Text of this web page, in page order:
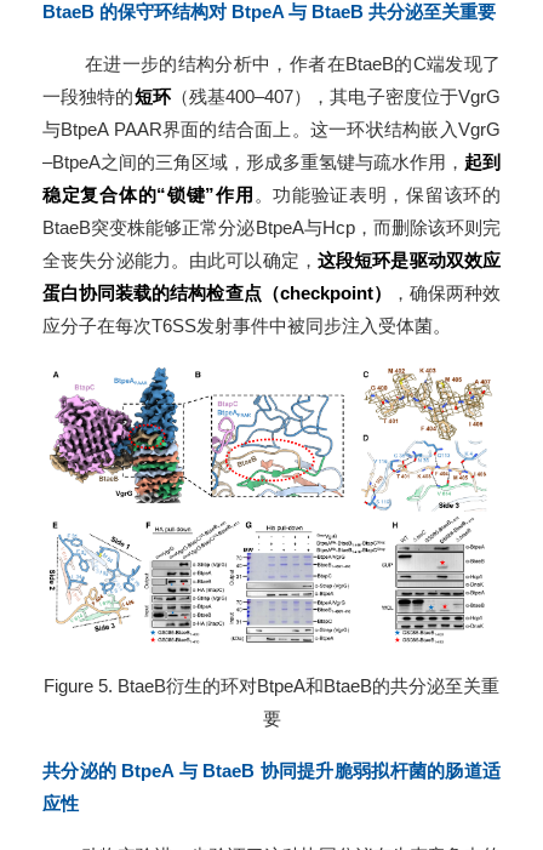
BtaeB 的保守环结构对 BtpeA 与 BtaeB 共分泌至关重要
在进一步的结构分析中，作者在BtaeB的C端发现了
一段独特的短环（残基400–407），其电子密度位于VgrG
与BtpeA PAAR界面的结合面上。这一环状结构嵌入VgrG
–BtpeA之间的三角区域，形成多重氢键与疏水作用， 起到
稳定复合体的“锁键”作用 。功能验证表明，保留该环的
BtaeB突变株能够正常分泌BtpeA与Hcp，而删除该环则完
全丧失分泌能力。由此可以确定， 这段短环是驱动双效应
蛋白协同装载的结构检查点（checkpoint）
，确保两种效
应分子在每次T6SS发射事件中被同步注入受体菌。
Figure 5. BtaeB衍生的环对BtpeA和BtaeB的共分泌至关重
要
共分泌的 BtpeA 与 BtaeB 协同提升脆弱拟杆菌的肠道适
应性